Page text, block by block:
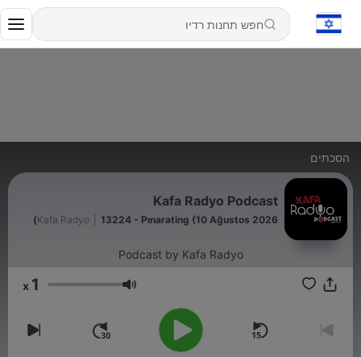
הסכתים
Kafa Radyo Podcast
Kafa Radyo 13224 - Pınarating (10 Ağustos 2026)
Podcast by Kafa Radyo
עוצמת שמע 1